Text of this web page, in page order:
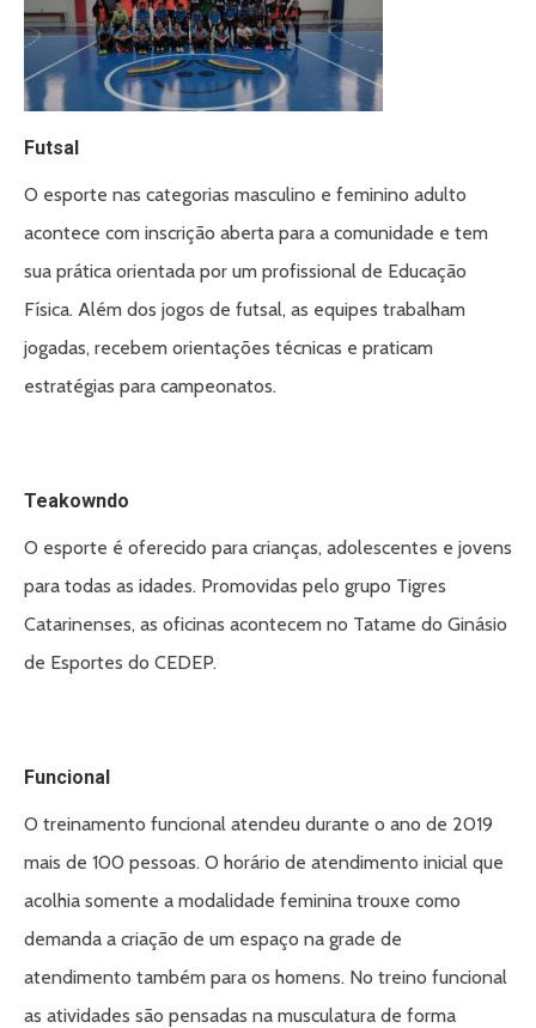
Futsal
O esporte nas categorias masculino e feminino adulto
acontece com inscrição aberta para a comunidade e tem
sua prática orientada por um profissional de Educação
Física. Além dos jogos de futsal, as equipes trabalham
jogadas, recebem orientações técnicas e praticam
estratégias para campeonatos.
Teakowndo
O esporte é oferecido para crianças, adolescentes e jovens
para todas as idades. Promovidas pelo grupo Tigres
Catarinenses, as oficinas acontecem no Tatame do Ginásio
de Esportes do CEDEP.
Funcional
O treinamento funcional atendeu durante o ano de 2019
mais de 100 pessoas. O horário de atendimento inicial que
acolhia somente a modalidade feminina trouxe como
demanda a criação de um espaço na grade de
atendimento também para os homens. No treino funcional
as atividades são pensadas na musculatura de forma